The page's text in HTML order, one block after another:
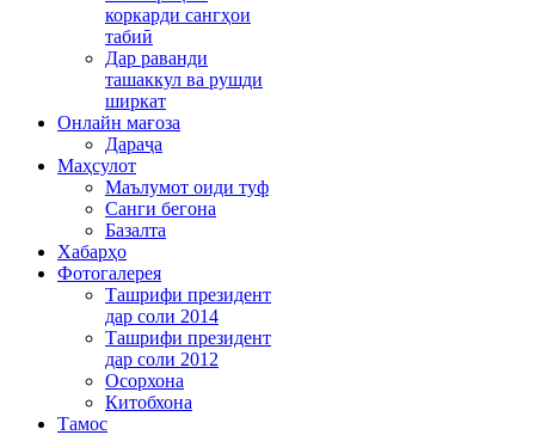
коркарди сангҳои
табиӣ
Дар раванди
ташаккул ва рушди
ширкат
Онлайн мағоза
Дараҷа
Маҳсулот
Маълумот оиди туф
Санги бегона
Базалта
Хабарҳо
Фотогалерея
Ташрифи президент
дар соли 2014
Ташрифи президент
дар соли 2012
Осорхона
Китобхона
Тамос